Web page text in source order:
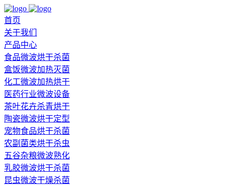
首页
关于我们
产品中心
食品微波烘干杀菌
盒饭微波加热灭菌
化工微波加热烘干
医药行业微波设备
茶叶花卉杀青烘干
陶瓷微波烘干定型
宠物食品烘干杀菌
农副菌类烘干杀虫
五谷杂粮微波熟化
乳胶微波烘干杀菌
昆虫微波干燥杀菌